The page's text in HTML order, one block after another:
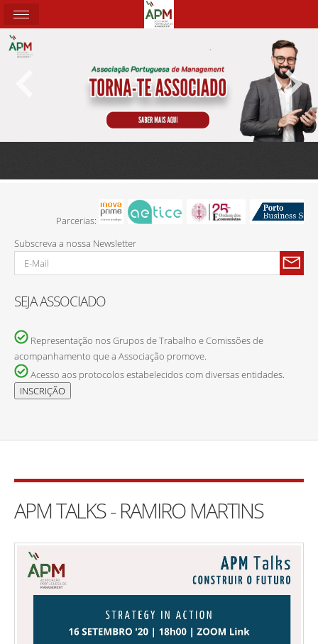
Parcerias:
Subscreva a nossa Newsletter
SEJA ASSOCIADO
Representação nos Grupos de Trabalho e Comissões de
acompanhamento que a Associação promove.
Acesso aos protocolos estabelecidos com diversas entidades.
APM TALKS - RAMIRO MARTINS